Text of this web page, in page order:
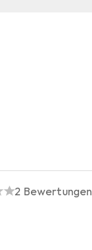
2 Bewertungen